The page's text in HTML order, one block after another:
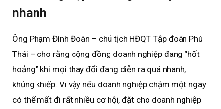
nhanh
Ông Phạm Đình Đoàn – chủ tịch HĐQT Tập đoàn Phú
Thái – cho rằng cộng đồng doanh nghiệp đang “hốt
hoảng” khi mọi thay đổi đang diễn ra quá nhanh,
khủng khiếp. Vì vậy nếu doanh nghiệp chậm một ngày
có thể mất đi rất nhiều cơ hội, đặt cho doanh nghiệp